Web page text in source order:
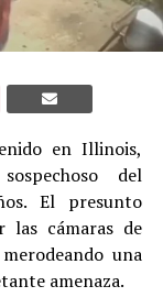
en Illinois,
del
El presunto
las cámaras de
una
amenaza.